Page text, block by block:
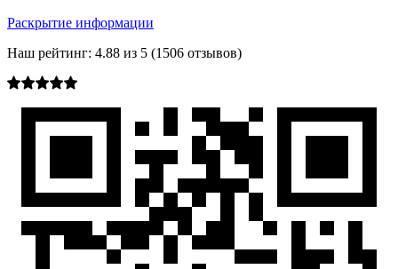
Раскрытие информации
Наш рейтинг: 4.88 из 5 (1506 отзывов)